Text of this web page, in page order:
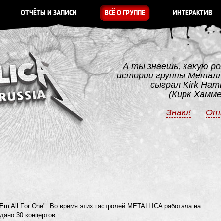
ОТЧЁТЫ И ЗАПИСИ ВСЁ О ГРУППЕ ИНТЕРАКТИВ
А ты знаешь, какую
истории группы
сыграл Kirk
(Кирк
Знаю!
All For One". Во время этих гастролей METALLICA работала на
30 концертов.